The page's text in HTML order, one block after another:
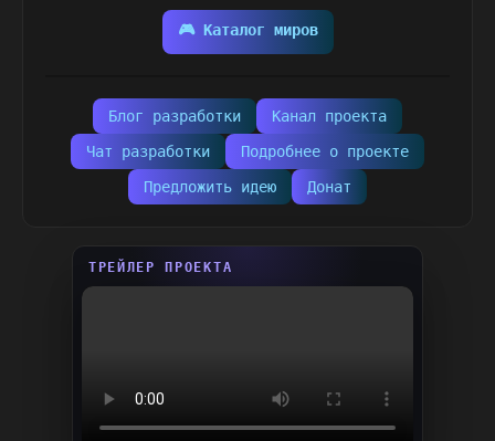
🎮 Каталог миров
Блог разработки
Канал проекта
Чат разработки
Подробнее о проекте
Предложить идею
Донат
ТРЕЙЛЕР ПРОЕКТА